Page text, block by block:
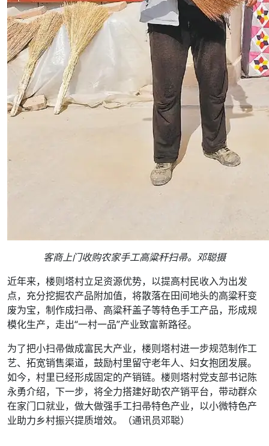
客商上门收购农家手工高粱秆扫帚。邓聪摄
近年来，楼则塔村立足资源优势，以提高村民收入为出发
点，充分挖掘农产品附加值，将散落在田间地头的高粱秆变
废为宝，制作成扫帚、高粱秆盖子等特色手工产品，形成规
模化生产，走出“一村一品”产业致富新路径。
为了把小扫帚做成富民大产业，楼则塔村进一步规范制作工
艺、拓宽销售渠道，鼓励村里留守老年人、妇女抱团发展。
如今，村里已经形成固定的产销链。楼则塔村党支部书记陈
永勇介绍，下一步，将全力搭建好助农产销平台，带动群众
在家门口就业，做大做强手工扫帚特色产业，以小微特色产
业助力乡村振兴提质增效。（通讯员邓聪）